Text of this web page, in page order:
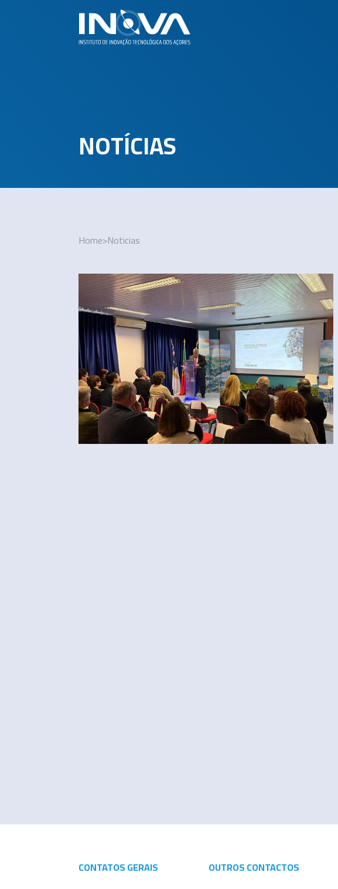
NOTÍCIAS
Home>Noticias
CONTATOS GERAIS
OUTROS CONTACTOS